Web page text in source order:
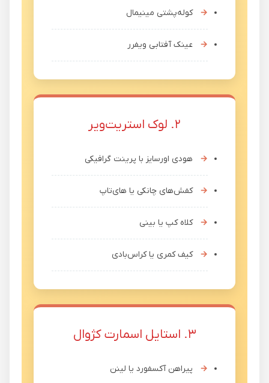
کوله‌پشتی مینیمال
عینک آفتابی ویفرر
۲. لوک استریت‌ویر
هودی اورسایز با پرینت گرافیکی
کفش‌های چانکی یا های‌تاپ
کلاه کپ یا بینی
کیف کمری یا کراس‌بادی
۳. استایل اسمارت کژوال
پیراهن آکسفورد یا لینن